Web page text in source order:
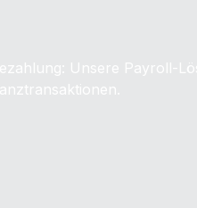
Unsere Payroll-